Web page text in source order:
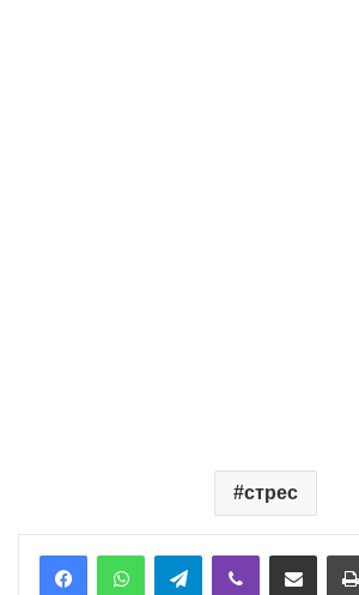
стрес
TelegramViber Надіслати